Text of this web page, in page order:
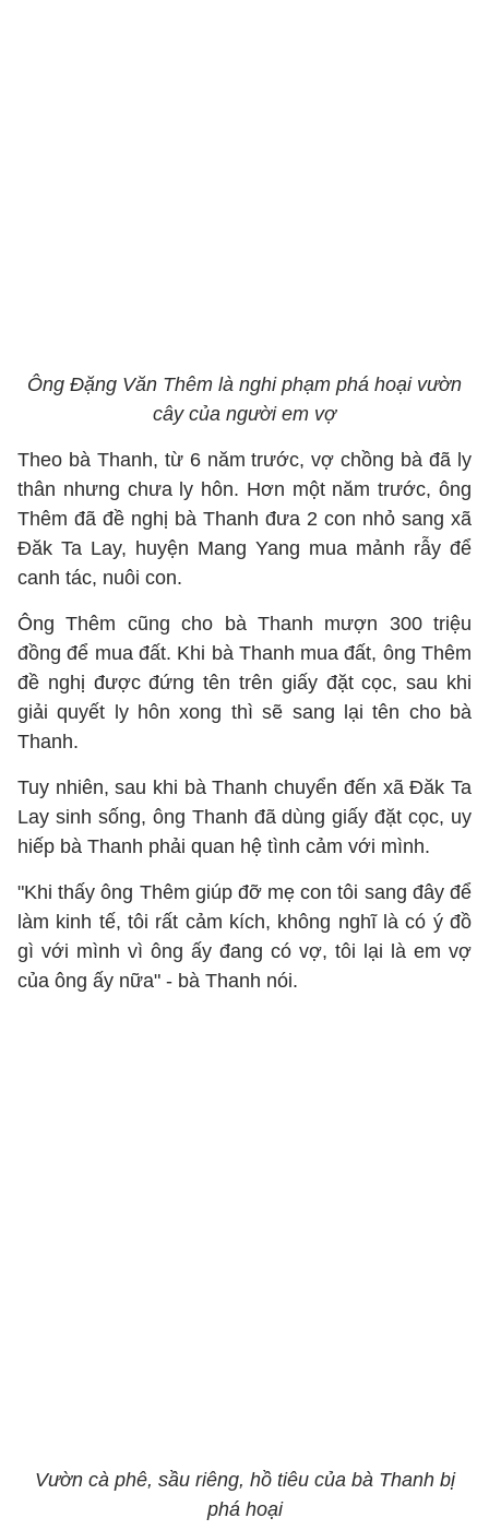
Ông Đặng Văn Thêm là nghi phạm phá hoại vườn
cây của người em vợ
Theo bà Thanh, từ 6 năm trước, vợ chồng bà đã ly
thân nhưng chưa ly hôn. Hơn một năm trước, ông
Thêm đã đề nghị bà Thanh đưa 2 con nhỏ sang xã
Đăk Ta Lay, huyện Mang Yang mua mảnh rẫy để
canh tác, nuôi con.
Ông Thêm cũng cho bà Thanh mượn 300 triệu
đồng để mua đất. Khi bà Thanh mua đất, ông Thêm
đề nghị được đứng tên trên giấy đặt cọc, sau khi
giải quyết ly hôn xong thì sẽ sang lại tên cho bà
Thanh.
Tuy nhiên, sau khi bà Thanh chuyển đến xã Đăk Ta
Lay sinh sống, ông Thanh đã dùng giấy đặt cọc, uy
hiếp bà Thanh phải quan hệ tình cảm với mình.
"Khi thấy ông Thêm giúp đỡ mẹ con tôi sang đây để
làm kinh tế, tôi rất cảm kích, không nghĩ là có ý đồ
gì với mình vì ông ấy đang có vợ, tôi lại là em vợ
của ông ấy nữa" - bà Thanh nói.
Vườn cà phê, sầu riêng, hồ tiêu của bà Thanh bị
phá hoại